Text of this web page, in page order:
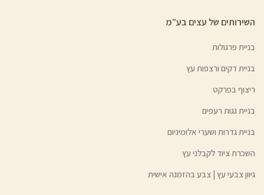
השירותים של עצים בע”מ
בניית פרגולות
בניית דקים ורצפות עץ
ריצוף בפרקט
בניית גגות רעפים
בניית גדרות ושערי אלומיניום
השכרת ציוד לקבלני עץ
גיוון צבעי עץ | צבע בהזמנה אישית